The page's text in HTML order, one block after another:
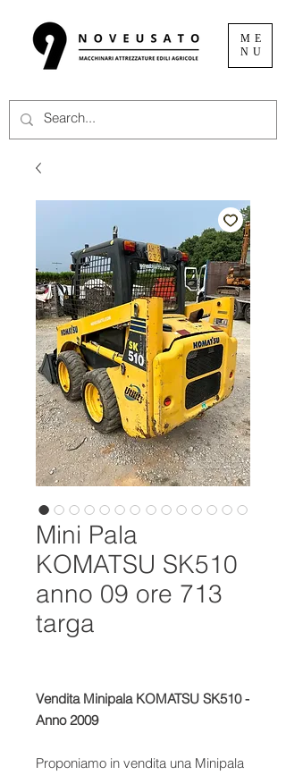
ME
NU
Mini Pala
KOMATSU SK510
anno 09 ore 713
targa
Vendita Minipala KOMATSU SK510 -
Anno 2009
Proponiamo in vendita una Minipala